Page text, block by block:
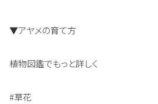
▼アヤメの育て方
植物図鑑でもっと詳しく
#草花